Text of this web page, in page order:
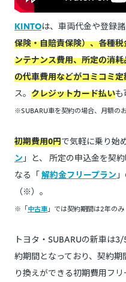
KINTOは、車両代金や登録諸
保険・自賠責保険）、各種
ンテナンス費用、所定の消
の代車費用などがコミコミ定
ス。 クレジットカード払いも
※SUBARU車を契約の場合、月額の
初期費用0円で気軽に乗り始
ン 」と、 所定の申込金を契
なる「解約金フリープラン
（※）。
※「中古車」では契約期間は2年のみ
トヨタ・SUBARUの新車は
約期間となっており、契約期
り換えができる初期費用フ